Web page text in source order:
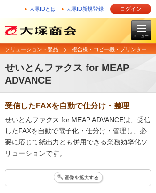
大塚IDとは 大塚ID新規登録 ログイン
メニュー
ソリューション・製品 複合機・コピー機・プリンター
せいとんファクス for MEAP
ADVANCE
受信したFAXを自動で仕分け・整理
せいとんファクス for MEAP ADVANCEは、受信
したFAXを自動で電子化・仕分け・管理し、必
要に応じて紙出力とも併用できる業務効率化ソ
リューションです。
画像を拡大する